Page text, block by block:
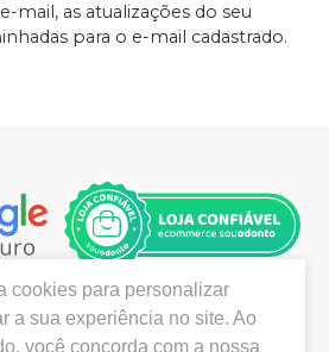
mail, as atualizações do seu
para o e-mail cadastrado.
dos Campos, no interior de São
destaca-se pela grande
cookies para personalizar
a sua experiência no site. Ao
você concorda com a nossa